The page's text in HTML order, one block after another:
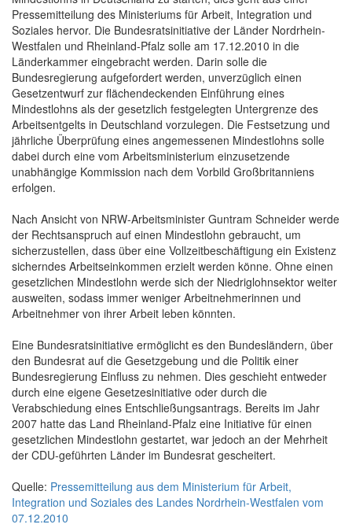
Pressemitteilung des Ministeriums für Arbeit, Integration und
Soziales hervor. Die Bundesratsinitiative der Länder Nordrhein-
Westfalen und Rheinland-Pfalz solle am 17.12.2010 in die
Länderkammer eingebracht werden. Darin solle die
Bundesregierung aufgefordert werden, unverzüglich einen
Gesetzentwurf zur flächendeckenden Einführung eines
Mindestlohns als der gesetzlich festgelegten Untergrenze des
Arbeitsentgelts in Deutschland vorzulegen. Die Festsetzung und
jährliche Überprüfung eines angemessenen Mindestlohns solle
dabei durch eine vom Arbeitsministerium einzusetzende
unabhängige Kommission nach dem Vorbild Großbritanniens
erfolgen.
Nach Ansicht von NRW-Arbeitsminister Guntram Schneider werde
der Rechtsanspruch auf einen Mindestlohn gebraucht, um
sicherzustellen, dass über eine Vollzeitbeschäftigung ein Existenz
sicherndes Arbeitseinkommen erzielt werden könne. Ohne einen
gesetzlichen Mindestlohn werde sich der Niedriglohnsektor weiter
ausweiten, sodass immer weniger Arbeitnehmerinnen und
Arbeitnehmer von ihrer Arbeit leben könnten.
Eine Bundesratsinitiative ermöglicht es den Bundesländern, über
den Bundesrat auf die Gesetzgebung und die Politik einer
Bundesregierung Einfluss zu nehmen. Dies geschieht entweder
durch eine eigene Gesetzesinitiative oder durch die
Verabschiedung eines Entschließungsantrags. Bereits im Jahr
2007 hatte das Land Rheinland-Pfalz eine Initiative für einen
gesetzlichen Mindestlohn gestartet, war jedoch an der Mehrheit
der CDU-geführten Länder im Bundesrat gescheitert.
Quelle: Pressemitteilung aus dem Ministerium für Arbeit,
Integration und Soziales des Landes Nordrhein-Westfalen vom
07.12.2010